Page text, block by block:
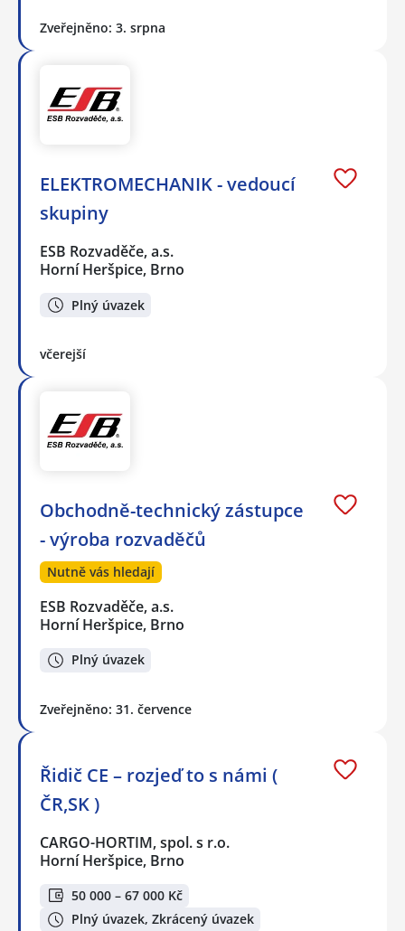
Zveřejněno: 3. srpna
ELEKTROMECHANIK - vedoucí
skupiny
ESB Rozvaděče, a.s.
Horní Heršpice, Brno
Plný úvazek
včerejší
Obchodně-technický zástupce
- výroba rozvaděčů
Nutně vás hledají
ESB Rozvaděče, a.s.
Horní Heršpice, Brno
Plný úvazek
Zveřejněno: 31. července
Řidič CE – rozjeď to s námi (
ČR,SK )
CARGO-HORTIM, spol. s r.o.
Horní Heršpice, Brno
50 000 – 67 000 Kč
Plný úvazek, Zkrácený úvazek